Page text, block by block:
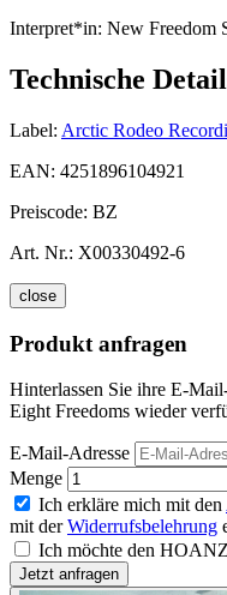
Interpret*in: New Freedom
Technische
Label: Arctic Rodeo
EAN: 4251896104921
Preiscode: BZ
Art. Nr.: X00330492-6
close
Produkt anfragen
Hinterlassen Sie ihre E-
Eight Freedoms wieder
E-Mail-Adresse
Menge
Ich erkläre mich mit den
mit derWiderrufsbelehrung
Ich möchte den